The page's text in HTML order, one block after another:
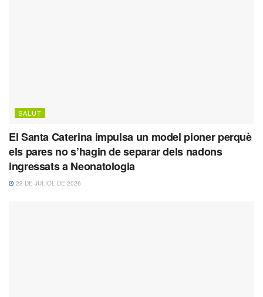
SALUT
El Santa Caterina impulsa un model pioner perquè
els pares no s’hagin de separar dels nadons
ingressats a Neonatologia
23 DE JULIOL DE 2026